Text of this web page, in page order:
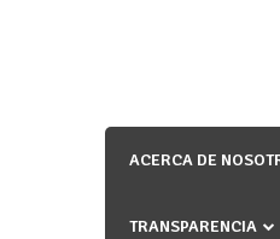
ACERCA DE
TRANSPARENCIA